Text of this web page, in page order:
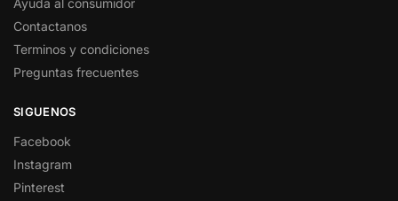
Ayuda al consumidor
Contactanos
Terminos y condiciones
Preguntas frecuentes
SIGUENOS
Facebook
Instagram
Pinterest